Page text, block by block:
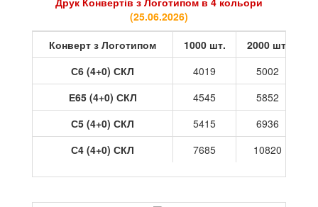
(25.06.2026)
Конверт з Логотипом
1000 шт. 2000 шт.
С6 (4+0) СКЛ
4019
5002
Е65 (4+0) СКЛ
4545
5852
С5 (4+0) СКЛ
5415
6936
С4 (4+0) СКЛ
7685 10820